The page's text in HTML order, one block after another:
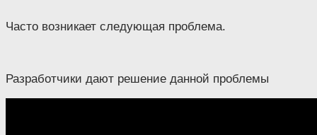
Часто возникает следующая проблема.
Разработчики дают решение данной проблемы